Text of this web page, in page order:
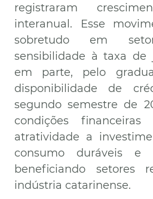
registraram
interanual. Esse
sobretudo em
sensibilidade à taxa de
em parte, pelo
disponibilidade de
segundo semestre de
condições
atratividade a
consumo duráveis
beneficiando setores
indústria catarinense.